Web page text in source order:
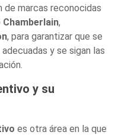
de marcas reconocidas
Chamberlain,
, para garantizar que se
y se sigan las
y su
es otra área en la que